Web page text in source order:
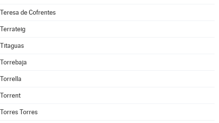
Teresa de Cofrentes
Terrateig
Titaguas
Torrebaja
Torrella
Torrent
Torres Torres